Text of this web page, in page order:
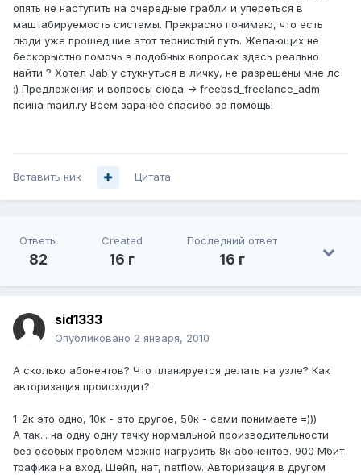
опять не наступить на очередные грабли и упереться в
маштабируемость системы. Прекрасно понимаю, что есть
люди уже прошедшие этот тернистый путь. Желающих не
бескорыстно помочь в подобных вопросах здесь реально
найти ? Хотел Jab`у стукнуться в личку, не разрешены мне лс
:) Предложения и вопросы сюда -> freebsd_freelance_adm
псина maил.rу Всем заранее спасибо за помощь!
Вставить ник Цитата
Ответы
82
Created
16 г
Последний ответ
16 г
sid1333
Опубликовано 2 января, 2010
А сколько абонентов? Что планируется делать на узле? Как
авторизация происходит?
1-2к это одно, 10к - это другое, 50к - сами понимаете =)))
А так... на одну одну тачку нормальной производительности
без особых проблем можно нагрузить 8к абонентов. 900 Мбит
трафика на вход. Шейп, нат, netflow. Авторизация в другом